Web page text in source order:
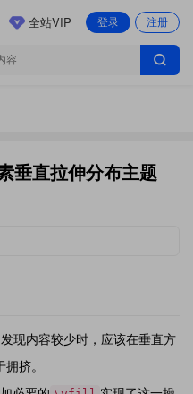
登录 注册
全站VIP
垂直拉伸分布主题
现内容较少时，应该在垂直方
挤。